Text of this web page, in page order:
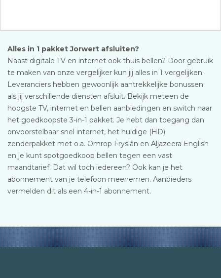
Alles in 1 pakket Jorwert afsluiten?
Naast digitale TV en internet ook thuis bellen? Door gebruik
te maken van onze vergelijker kun jij alles in 1 vergelijken.
Leveranciers hebben gewoonlijk aantrekkelijke bonussen
als jij verschillende diensten afsluit. Bekijk meteen de
hoogste TV, internet en bellen aanbiedingen en switch naar
het goedkoopste 3-in-1 pakket. Je hebt dan toegang dan
onvoorstelbaar snel internet, het huidige (HD)
zenderpakket met o.a. Omrop Fryslân en Aljazeera English
en je kunt spotgoedkoop bellen tegen een vast
maandtarief. Dat wil toch iedereen? Ook kan je het
abonnement van je telefoon meenemen. Aanbieders
vermelden dit als een 4-in-1 abonnement.